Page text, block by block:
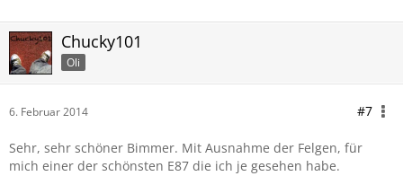
Chucky101
Oli
6. Februar 2014 #7
Sehr, sehr schöner Bimmer. Mit Ausnahme der Felgen, für
mich einer der schönsten E87 die ich je gesehen habe.